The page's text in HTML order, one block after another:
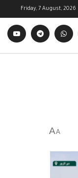
Friday, 7 August, 2026
A
A